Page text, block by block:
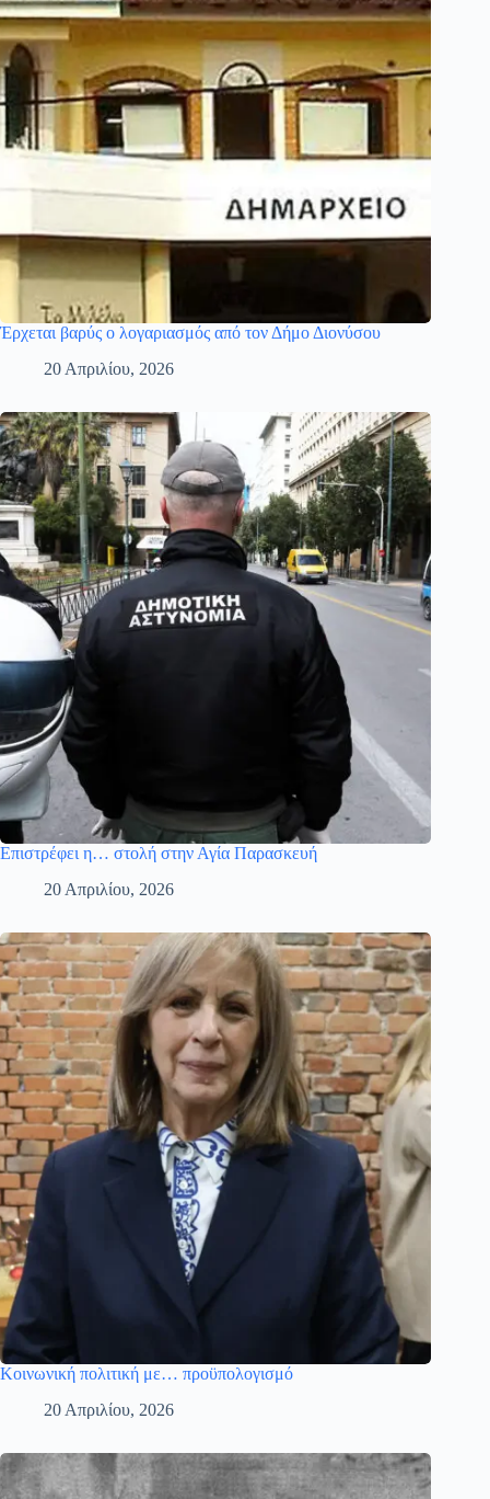
Έρχεται βαρύς ο λογαριασμός από τον Δήμο Διονύσου
20 Απριλίου, 2026
Επιστρέφει η… στολή στην Αγία Παρασκευή
20 Απριλίου, 2026
Κοινωνική πολιτική με… προϋπολογισμό
20 Απριλίου, 2026